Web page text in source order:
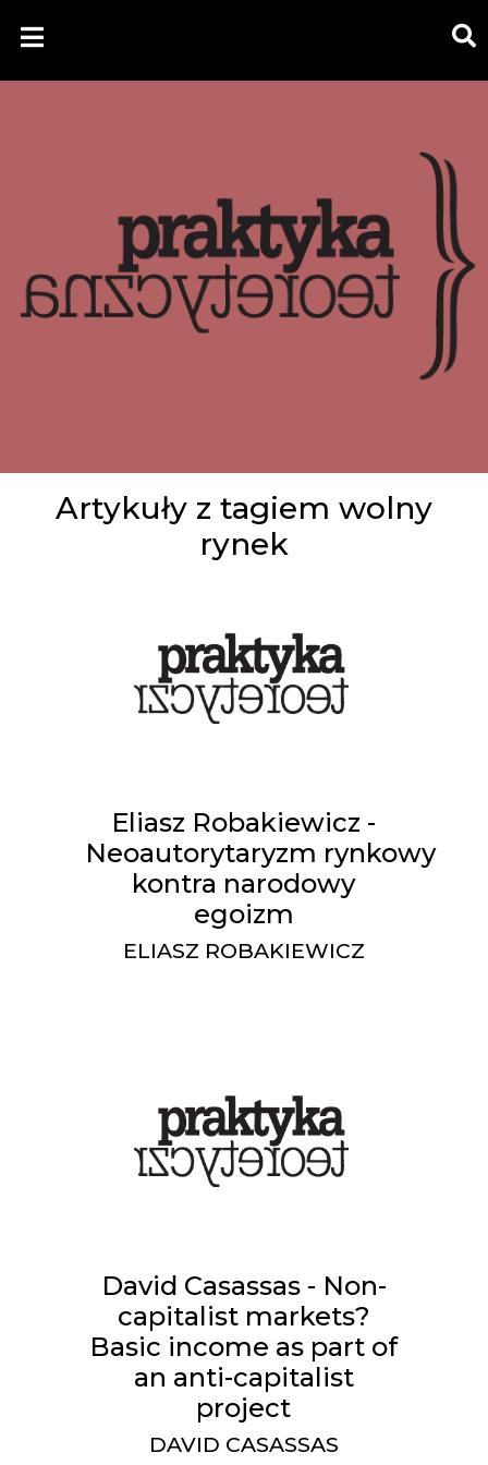
Artykuły z tagiem wolny
rynek
Eliasz Robakiewicz -
Neoautorytaryzm rynkowy
kontra narodowy
egoizm
ELIASZ ROBAKIEWICZ
David Casassas - Non-
capitalist markets?
Basic income as part of
an anti-capitalist
project
DAVID CASASSAS